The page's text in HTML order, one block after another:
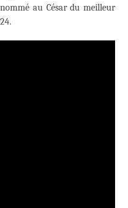
au César du meilleur